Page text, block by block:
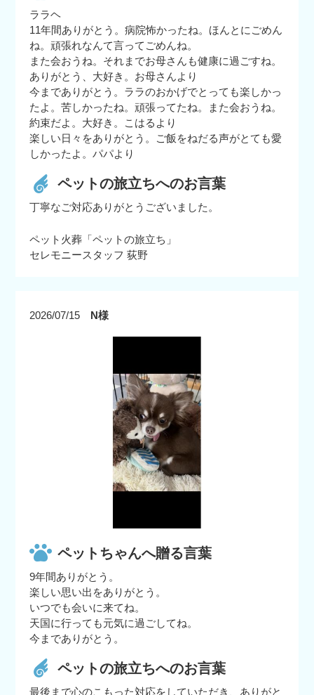
ララヘ
11年間ありがとう。病院怖かったね。ほんとにごめん
ね。頑張れなんて言ってごめんね。
また会おうね。それまでお母さんも健康に過ごすね。
ありがとう、大好き。お母さんより
今までありがとう。ララのおかげでとっても楽しかっ
たよ。苦しかったね。頑張ってたね。また会おうね。
約束だよ。大好き。こはるより
楽しい日々をありがとう。ご飯をねだる声がとても愛
しかったよ。パパより
ペットの旅立ちへのお言葉
丁寧なご対応ありがとうございました。
ペット火葬「ペットの旅立ち」
セレモニースタッフ 荻野
2026/07/15 N様
ペットちゃんへ贈る言葉
9年間ありがとう。
楽しい思い出をありがとう。
いつでも会いに来てね。
天国に行っても元気に過ごしてね。
今までありがとう。
ペットの旅立ちへのお言葉
最後まで心のこもった対応をしていただき、ありがと